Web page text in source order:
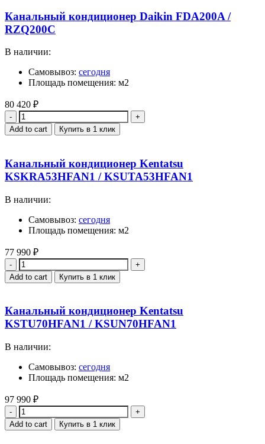
Канальный кондиционер Daikin FDA200A /
RZQ200C
В наличии:
Самовывоз: сегодня
Площадь помещения: м2
80 420 ₽
Quantity
Add to cart Купить в 1 клик
Канальный кондиционер Kentatsu
KSKRA53HFAN1 / KSUTA53HFAN1
В наличии:
Самовывоз: сегодня
Площадь помещения: м2
77 990 ₽
Quantity
Add to cart Купить в 1 клик
Канальный кондиционер Kentatsu
KSTU70HFAN1 / KSUN70HFAN1
В наличии:
Самовывоз: сегодня
Площадь помещения: м2
97 990 ₽
Quantity
Add to cart Купить в 1 клик